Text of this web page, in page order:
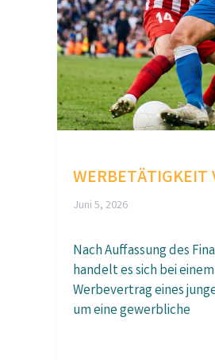
WERBETÄTIGKEIT
Juni 5, 2026
Nach Auffassung des
handelt es sich bei
Werbevertrag eines
um eine gewerbliche